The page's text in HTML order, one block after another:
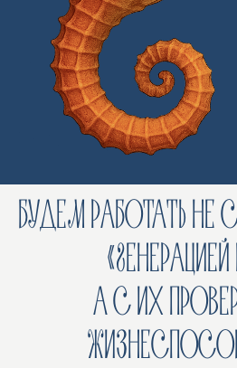
БУДЕМ РАБОТАТЬ НЕ
А С ИХ
ИННОВАРКА
ПОЛИТИКА
КОНФИДЕНЦИАЛЬНОСТИ